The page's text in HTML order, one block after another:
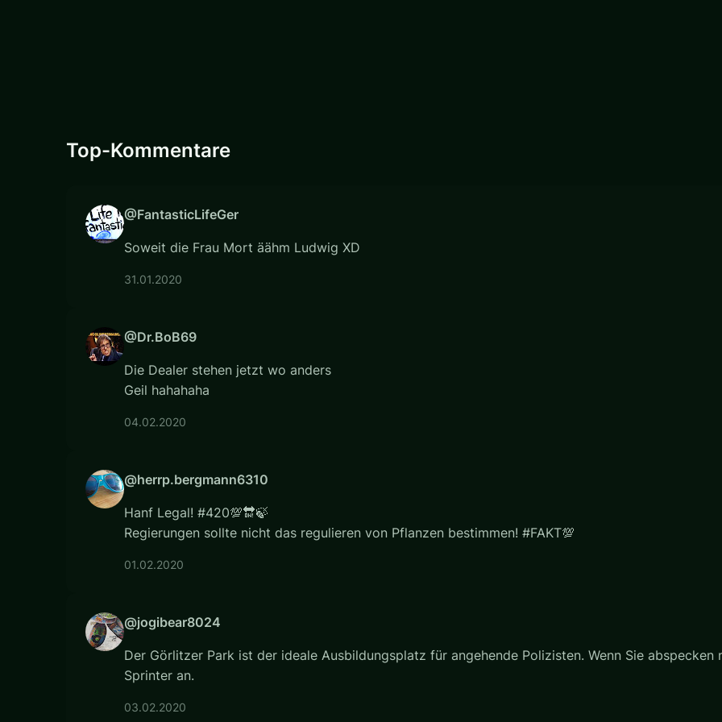
Top-Kommentare
@FantasticLifeGer
Soweit die Frau Mort äähm Ludwig XD
31.01.2020
@Dr.BoB69
Die Dealer stehen jetzt wo anders
Geil hahahaha
04.02.2020
@herrp.bergmann6310
Hanf Legal! #420💯🔛🍃
Regierungen sollte nicht das regulieren von Pflanzen bestimmen! #FAKT💯
01.02.2020
@jogibear8024
Der Görlitzer Park ist der ideale Ausbildungsplatz für angehende Polizisten. Wenn Sie abspecken
Sprinter an.
03.02.2020